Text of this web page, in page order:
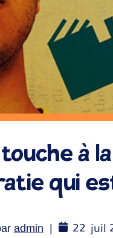
à
qui
admin 22 juil